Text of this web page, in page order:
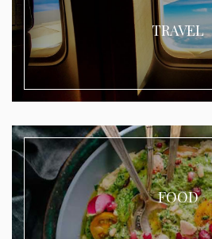
TRAVEL
FOOD